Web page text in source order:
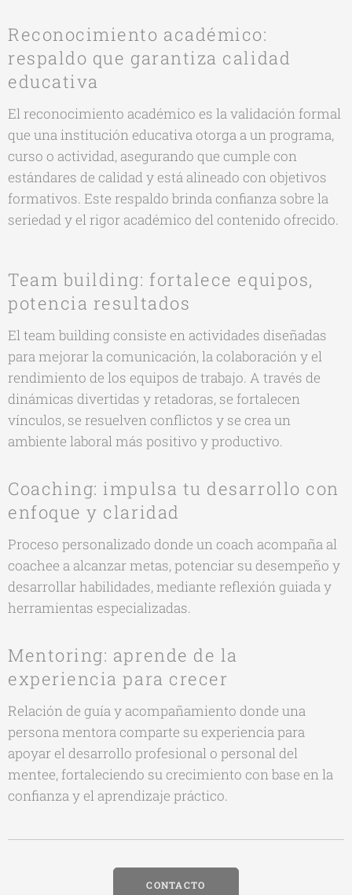
Reconocimiento académico:
respaldo que garantiza calidad
educativa
El reconocimiento académico es la validación formal
que una institución educativa otorga a un programa,
curso o actividad, asegurando que cumple con
estándares de calidad y está alineado con objetivos
formativos. Este respaldo brinda confianza sobre la
seriedad y el rigor académico del contenido ofrecido.
Team building: fortalece equipos,
potencia resultados
El team building consiste en actividades diseñadas
para mejorar la comunicación, la colaboración y el
rendimiento de los equipos de trabajo. A través de
dinámicas divertidas y retadoras, se fortalecen
vínculos, se resuelven conflictos y se crea un
ambiente laboral más positivo y productivo.
Coaching: impulsa tu desarrollo con
enfoque y claridad
Proceso personalizado donde un coach acompaña al
coachee a alcanzar metas, potenciar su desempeño y
desarrollar habilidades, mediante reflexión guiada y
herramientas especializadas.
Mentoring: aprende de la
experiencia para crecer
Relación de guía y acompañamiento donde una
persona mentora comparte su experiencia para
apoyar el desarrollo profesional o personal del
mentee, fortaleciendo su crecimiento con base en la
confianza y el aprendizaje práctico.
CONTACTO